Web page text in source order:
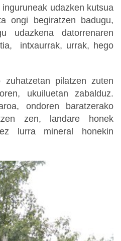
udazken kutsua
ongi begiratzen badugu,
udazkena datorrenaren
intxaurrak, urrak, hego
zuhatzetan pilatzen zuten
ukuiluetan zabalduz.
ondoren baratzerako
zen, landare honek
lurra mineral honekin